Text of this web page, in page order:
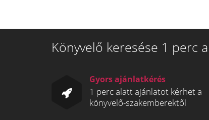
Könyvelő keresése 1 perc
Gyors ajánlatkérés
1 perc alatt ajánlatot kérhet a
könyvelő-szakemberektől